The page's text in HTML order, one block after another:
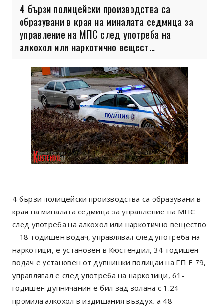
4 бързи полицейски производства са
образувани в края на миналата седмица за
управление на МПС след употреба на
алкохол или наркотично вещест...
4 бързи полицейски производства са образувани в
края на миналата седмица за управление на МПС
след употреба на алкохол или наркотично вещество
- 18-годишен водач, управлявал след употреба на
наркотици, е установен в Кюстендил, 34-годишен
водач е установен от дупнишки полицаи на ГП Е 79,
управлявал е след употреба на наркотици, 61-
годишен дупничанин е бил зад волана с 1.24
промила алкохол в издишания въздух, а 48-